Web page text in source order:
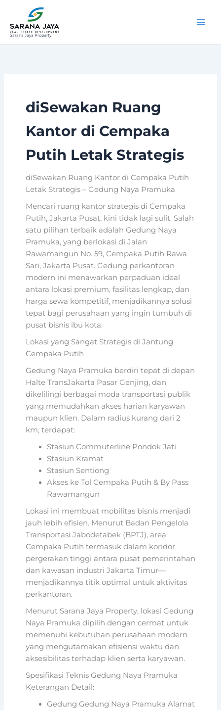
konten
Sarana Jaya Property
diSewakan Ruang
Kantor di Cempaka
Putih Letak Strategis
diSewakan Ruang Kantor di Cempaka Putih
Letak Strategis – Gedung Naya Pramuka
Mencari ruang kantor strategis di Cempaka
Putih, Jakarta Pusat, kini tidak lagi sulit. Salah
satu pilihan terbaik adalah Gedung Naya
Pramuka, yang berlokasi di Jalan
Rawamangun No. 59, Cempaka Putih Rawa
Sari, Jakarta Pusat. Gedung perkantoran
modern ini menawarkan perpaduan ideal
antara lokasi premium, fasilitas lengkap, dan
harga sewa kompetitif, menjadikannya solusi
tepat bagi perusahaan yang ingin tumbuh di
pusat bisnis ibu kota.
Lokasi yang Sangat Strategis di Jantung
Cempaka Putih
Gedung Naya Pramuka berdiri tepat di depan
Halte TransJakarta Pasar Genjing, dan
dikelilingi berbagai moda transportasi publik
yang memudahkan akses harian karyawan
maupun klien. Dalam radius kurang dari 2
km, terdapat:
Stasiun Commuterline Pondok Jati
Stasiun Kramat
Stasiun Sentiong
Akses ke Tol Cempaka Putih & By Pass
Rawamangun
Lokasi ini membuat mobilitas bisnis menjadi
jauh lebih efisien. Menurut Badan Pengelola
Transportasi Jabodetabek (BPTJ), area
Cempaka Putih termasuk dalam koridor
pergerakan tinggi antara pusat pemerintahan
dan kawasan industri Jakarta Timur—
menjadikannya titik optimal untuk aktivitas
perkantoran.
Menurut Sarana Jaya Property, lokasi Gedung
Naya Pramuka dipilih dengan cermat untuk
memenuhi kebutuhan perusahaan modern
yang mengutamakan efisiensi waktu dan
aksesibilitas terhadap klien serta karyawan.
Spesifikasi Teknis Gedung Naya Pramuka
Keterangan Detail:
Gedung Gedung Naya Pramuka Alamat